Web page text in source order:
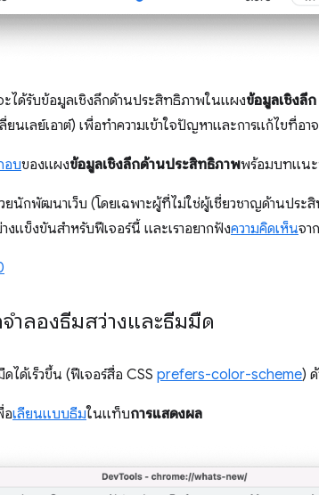
ด้รับข้อมูลเชิงลึกด้านประสิทธิภาพในแผงข้อมูลเชิงลึก
นเลย์เอาต์) เพื่อทำความเข้าใจปัญหาและการแก้ไขที่อา
อบของแผงข้อมูลเชิงลึกด้านประสิทธิภาพพร้อมบทแน
ยนักพัฒนาเว็บ (โดยเฉพาะผู้ที่ไม่ใช่ผู้เชี่ยวชาญด้านปร
งแข็งขันสำหรับฟีเจอร์นี้ และเราอยากฟังความคิดเห็นจา
ลองธีมสว่างและธีมมืด
ด้เร็วขึ้น (ฟีเจอร์สื่อ CSS prefers-color-scheme)
อเลียนแบบธีมในแท็บการแสดงผล